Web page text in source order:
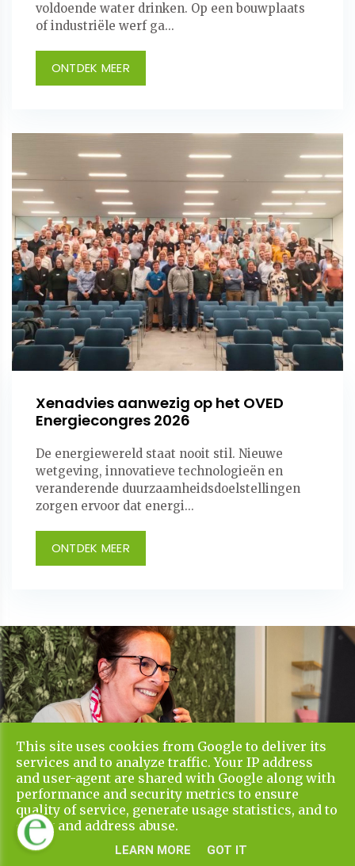
voldoende water drinken. Op een bouwplaats
of industriële werf ga...
ONTDEK MEER
Xenadvies aanwezig op het OVED
Energiecongres 2026
De energiewereld staat nooit stil. Nieuwe
wetgeving, innovatieve technologieën en
veranderende duurzaamheidsdoelstellingen
zorgen ervoor dat energi...
ONTDEK MEER
This site uses cookies from Google to deliver its
services and to analyze traffic. Your IP address
and user-agent are shared with Google along with
performance and security metrics to ensure
quality of service, generate usage statistics, and to
detect and address abuse.
LEARN MORE GOT IT